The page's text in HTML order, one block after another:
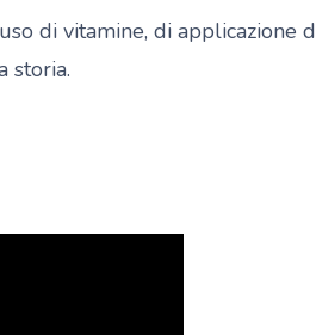
di vitamine, di applicazione
storia.